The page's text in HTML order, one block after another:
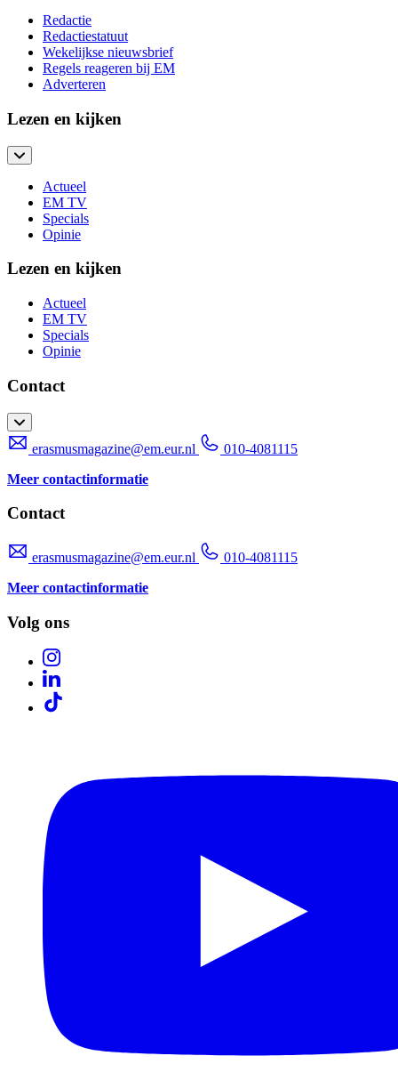
Redactie
Redactiestatuut
Wekelijkse nieuwsbrief
Regels reageren bij EM
Adverteren
Lezen en kijken
Actueel
EM TV
Specials
Opinie
Lezen en kijken
Actueel
EM TV
Specials
Opinie
Contact
erasmusmagazine@em.eur.nl
010-4081115
Meer contactinformatie
Contact
erasmusmagazine@em.eur.nl
010-4081115
Meer contactinformatie
Volg ons